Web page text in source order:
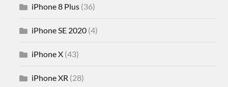
iPhone 8 Plus (36)
iPhone SE 2020 (4)
iPhone X (43)
iPhone XR (28)